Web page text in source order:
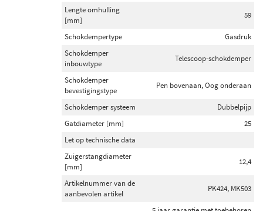
Vooras rechts (3)
Achteras links (2)
Gasdruk (91)
Oliedruk (1)
Schokdemper inbouwtype
Telescoop-schokdemper (44)
Veerpoot (37)
Demper niet veerdragend (10)
Lengte omhulling
[mm]
59
Schokdempertype
Gasdruk
Schokdemper
inbouwtype
Telescoop-schokdemper
Schokdemper
bevestigingstype
Pen bovenaan, Oog onderaan
Schokdemper systeem
Dubbelpijp
Gatdiameter [mm]
25
Let op technische data
Zuigerstangdiameter
[mm]
12,4
Artikelnummer van de
aanbevolen artikel
PK424, MK503